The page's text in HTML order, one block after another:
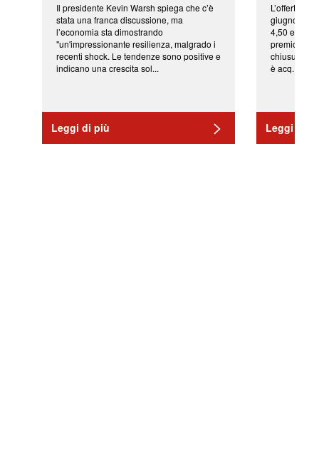
Il presidente Kevin Warsh spiega che c’è
stata una franca discussione, ma
l’economia sta dimostrando
"un'impressionante resilienza, malgrado i
recenti shock. Le tendenze sono positive e
indicano una crescita sol...
Leggi di più
L’offerta
giugno da
4,50 euro
premio di
chiusura
è acq...
Leggi di